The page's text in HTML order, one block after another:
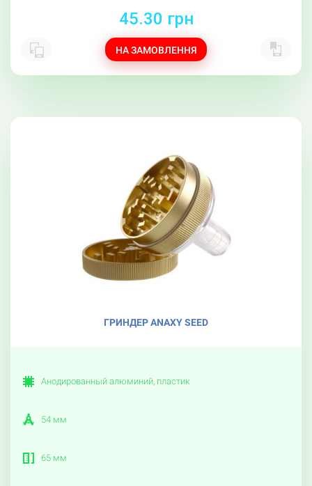
45.30 грн
НА ЗАМОВЛЕННЯ
ГРИНДЕР ANAXY SEED
Анодированный алюминий, пластик
54 мм
65 мм